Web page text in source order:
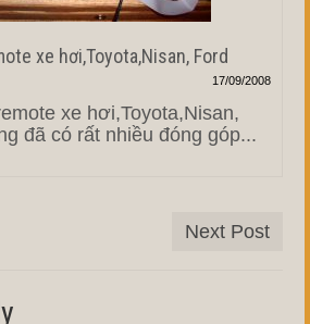
xe hơi,Toyota,Nisan, Ford
17/09/2008
xe hơi,Toyota,Nisan,
đã có rất nhiều đóng góp...
Next Post